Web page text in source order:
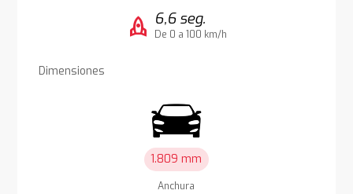
rocket 6,6 seg.
De 0 a 100 km/h
Dimensiones
1.809 mm
Anchura